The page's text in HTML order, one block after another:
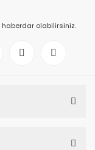
olabilirsiniz.